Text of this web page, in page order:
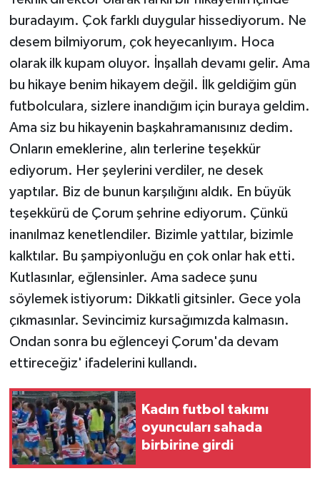
buradayım. Çok farklı duygular hissediyorum. Ne
desem bilmiyorum, çok heyecanlıyım. Hoca
olarak ilk kupam oluyor. İnşallah devamı gelir. Ama
bu hikaye benim hikayem değil. İlk geldiğim gün
futbolculara, sizlere inandığım için buraya geldim.
Ama siz bu hikayenin başkahramanısınız dedim.
Onların emeklerine, alın terlerine teşekkür
ediyorum. Her şeylerini verdiler, ne desek
yaptılar. Biz de bunun karşılığını aldık. En büyük
teşekkürü de Çorum şehrine ediyorum. Çünkü
inanılmaz kenetlendiler. Bizimle yattılar, bizimle
kalktılar. Bu şampiyonluğu en çok onlar hak etti.
Kutlasınlar, eğlensinler. Ama sadece şunu
söylemek istiyorum: Dikkatli gitsinler. Gece yola
çıkmasınlar. Sevincimiz kursağımızda kalmasın.
Ondan sonra bu eğlenceyi Çorum'da devam
ettireceğiz' ifadelerini kullandı.
Kadın futbol takımı
oyuncuları sahada
birbirine girdi